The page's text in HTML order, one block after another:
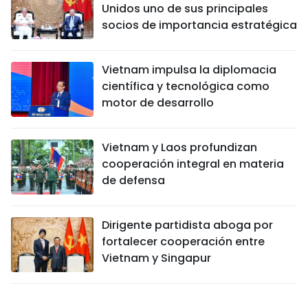
Unidos uno de sus principales
socios de importancia estratégica
Vietnam impulsa la diplomacia
científica y tecnológica como
motor de desarrollo
Vietnam y Laos profundizan
cooperación integral en materia
de defensa
Dirigente partidista aboga por
fortalecer cooperación entre
Vietnam y Singapur